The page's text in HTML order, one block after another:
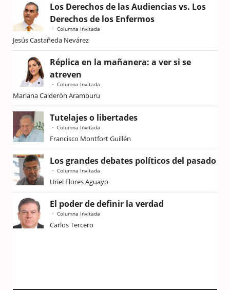
Los Derechos de las Audiencias vs. Los
Derechos de los Enfermos
Columna Invitada
Jesús Castañeda Nevárez
Réplica en la mañanera: a ver si se
atreven
Columna Invitada
Mariana Calderón Aramburu
Tutelajes o libertades
Columna Invitada
Francisco Montfort Guillén
Los grandes debates políticos del pasado
Columna Invitada
Uriel Flores Aguayo
El poder de definir la verdad
Columna Invitada
Carlos Tercero